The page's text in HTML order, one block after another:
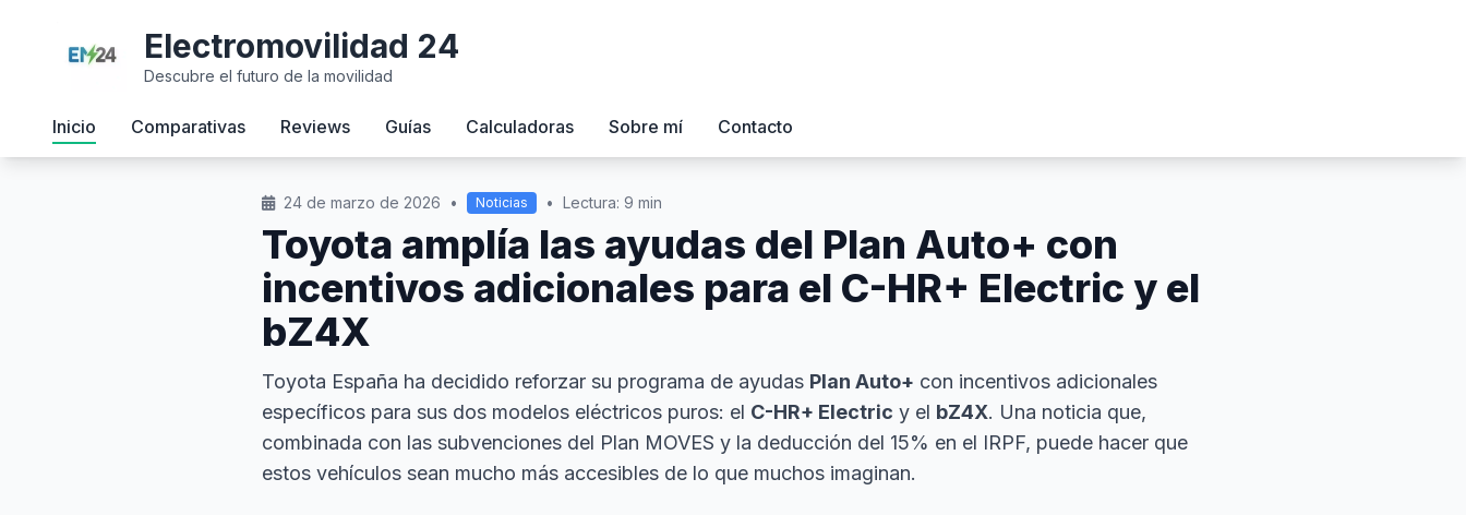
Electromovilidad 24
Descubre el futuro de la movilidad
Inicio Comparativas Reviews Guías Calculadoras Sobre mí Contacto
24 de marzo de 2026 • Noticias • Lectura: 9 min
Toyota amplía las ayudas del Plan Auto+ con
incentivos adicionales para el C-HR+ Electric y el
bZ4X
Toyota España ha decidido reforzar su programa de ayudas Plan Auto+ con incentivos adicionales
específicos para sus dos modelos eléctricos puros: el C-HR+ Electric y el bZ4X. Una noticia que,
combinada con las subvenciones del Plan MOVES y la deducción del 15% en el IRPF, puede hacer que
estos vehículos sean mucho más accesibles de lo que muchos imaginan.